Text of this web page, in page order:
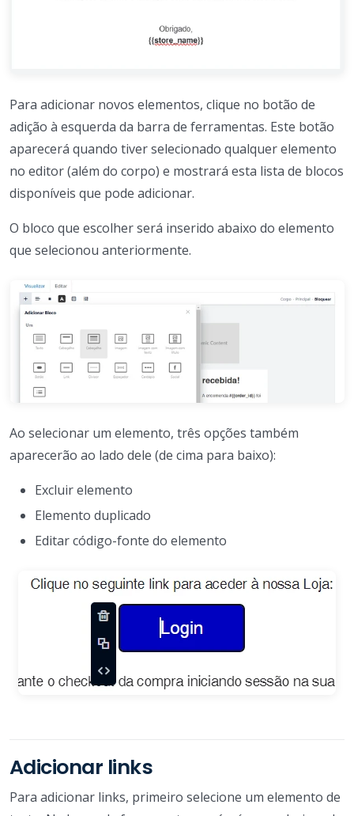
Para adicionar novos elementos, clique no botão de
adição à esquerda da barra de ferramentas. Este botão
aparecerá quando tiver selecionado qualquer elemento
no editor (além do corpo) e mostrará esta lista de blocos
disponíveis que pode adicionar.
O bloco que escolher será inserido abaixo do elemento
que selecionou anteriormente.
Ao selecionar um elemento, três opções também
aparecerão ao lado dele (de cima para baixo):
Excluir elemento
Elemento duplicado
Editar código-fonte do elemento
Adicionar links
Para adicionar links, primeiro selecione um elemento de